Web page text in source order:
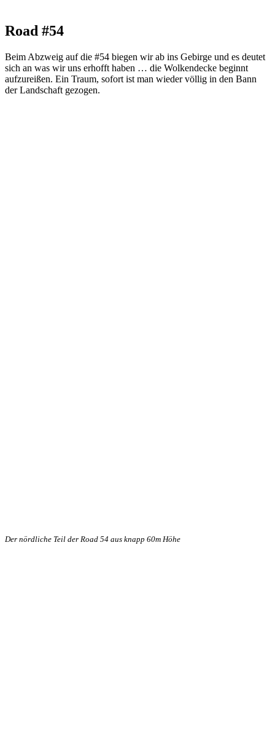
Road #54
Beim Abzweig auf die #54 biegen wir ab ins Gebirge und es deutet
sich an was wir uns erhofft haben … die Wolkendecke beginnt
aufzureißen. Ein Traum, sofort ist man wieder völlig in den Bann
der Landschaft gezogen.
Der nördliche Teil der Road 54 aus knapp 60m Höhe